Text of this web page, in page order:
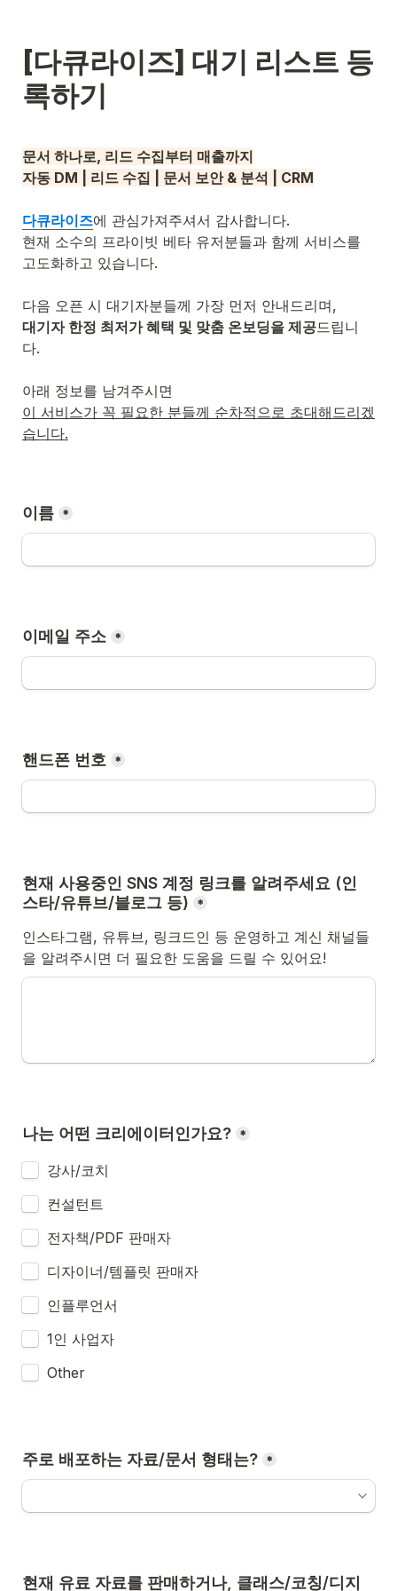
[다큐라이즈] 대기 리스트 등
록하기
문서 하나로, 리드 수집부터 매출까지
자동 DM | 리드 수집 | 문서 보안 & 분석 | CRM
다큐라이즈에 관심가져주셔서 감사합니다.
현재 소수의 프라이빗 베타 유저분들과 함께 서비스를
고도화하고 있습니다.
다음 오픈 시 대기자분들께 가장 먼저 안내드리며,
대기자 한정 최저가 혜택 및 맞춤 온보딩을 제공드립니
다.
아래 정보를 남겨주시면
이 서비스가 꼭 필요한 분들께 순차적으로 초대해드리겠
습니다.
이름 *
이메일 주소 *
핸드폰 번호 *
현재 사용중인 SNS 계정 링크를 알려주세요 (인
스타/유튜브/블로그 등)
*
인스타그램, 유튜브, 링크드인 등 운영하고 계신 채널들
을 알려주시면 더 필요한 도움을 드릴 수 있어요!
나는 어떤 크리에이터인가요? *
강사/코치
컨설턴트
전자책/PDF 판매자
디자이너/템플릿 판매자
인플루언서
1인 사업자
Other
주로 배포하는 자료/문서 형태는? *
현재 유료 자료를 판매하거나, 클래스/코칭/디지